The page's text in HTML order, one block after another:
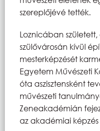
szereplőjévé tették.
Loznicában
szülővárosán kívül
mesterképzését
Egyetem Művészeti
óta aszisztensként
művészeti
Zeneakadémián
az akadémiai